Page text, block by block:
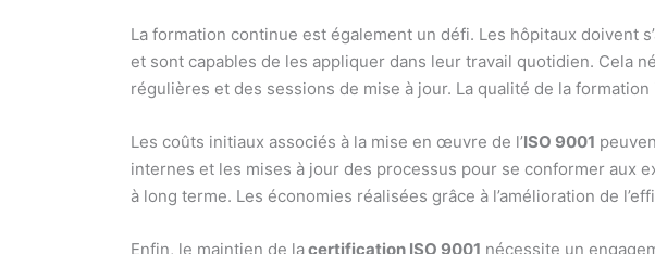
La formation continue est également un défi. Les hôpitaux doivent
et sont capables de les appliquer dans leur travail quotidien. Cela
régulières et des sessions de mise à jour. La qualité de la
Les coûts initiaux associés à la mise en œuvre de l’ISO 9001
internes et les mises à jour des processus pour se conformer aux
à long terme. Les économies réalisées grâce à l’amélioration de
Enfin, le maintien de lacertification ISO 9001 nécessite un